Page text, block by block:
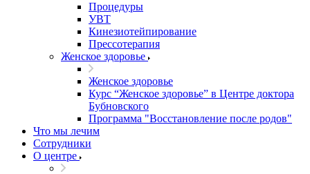
Процедуры
УВТ
Кинезиотейпирование
Прессотерапия
Женское здоровье
Женское здоровье
Курс “Женское здоровье” в Центре доктора
Бубновского
Программа "Восстановление после родов"
Что мы лечим
Сотрудники
О центре